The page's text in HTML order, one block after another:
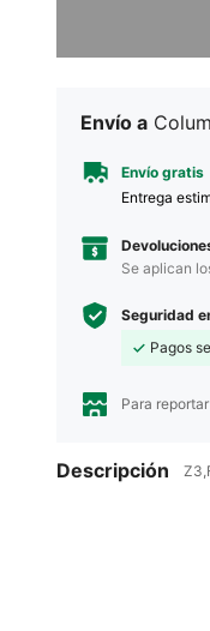
Envío a
Envío gratis
Entrega
Se aplican
Seguridad
Pagos
Para
Descripción